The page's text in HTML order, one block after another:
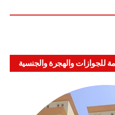
للجوازات والهجرة والجنسية